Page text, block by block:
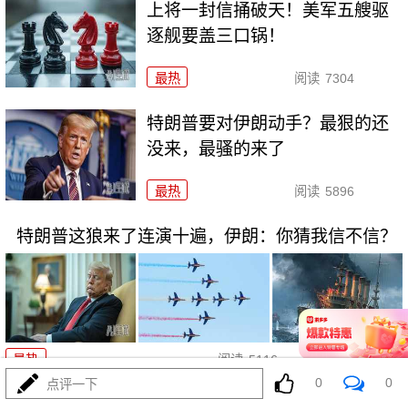
上将一封信捅破天！美军五艘驱
逐舰要盖三口锅！
最热 阅读 7304
特朗普要对伊朗动手？最狠的还
没来，最骚的来了
最热 阅读 5896
特朗普这狼来了连演十遍，伊朗：你猜我信不信？
最热 阅读 5116 08-03
政治自杀！菲律宾防长，你这是在给菲律宾掘墓！
点评一下 0 0